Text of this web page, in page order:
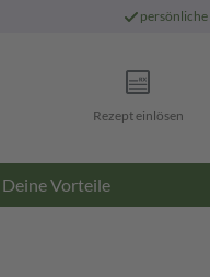
persönliche
Rezept einlösen
Deine Vorteile